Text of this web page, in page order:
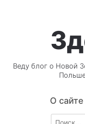
Веду блог о Новой
О сайте
Search